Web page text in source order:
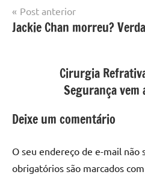
Navegação
de
Post anterior
Jackie Chan morreu?
Cirurgia
Segurança vem
Deixe um comentário
O seu endereço de e-mail não
obrigatórios são marcados com